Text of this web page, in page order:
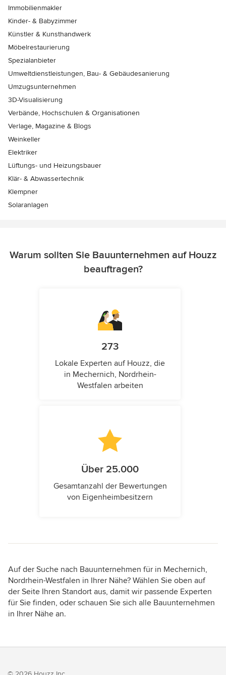
Immobilienmakler
Kinder- & Babyzimmer
Künstler & Kunsthandwerk
Möbelrestaurierung
Spezialanbieter
Umweltdienstleistungen, Bau- & Gebäudesanierung
Umzugsunternehmen
3D-Visualisierung
Verbände, Hochschulen & Organisationen
Verlage, Magazine & Blogs
Weinkeller
Elektriker
Lüftungs- und Heizungsbauer
Klär- & Abwassertechnik
Klempner
Solaranlagen
Warum sollten Sie Bauunternehmen auf Houzz
beauftragen?
273
Lokale Experten auf Houzz, die
in Mechernich, Nordrhein-
Westfalen arbeiten
Über 25.000
Gesamtanzahl der Bewertungen
von Eigenheimbesitzern
Auf der Suche nach Bauunternehmen für in Mechernich,
Nordrhein-Westfalen in Ihrer Nähe? Wählen Sie oben auf
der Seite Ihren Standort aus, damit wir passende Experten
für Sie finden, oder schauen Sie sich alle Bauunternehmen
in Ihrer Nähe an.